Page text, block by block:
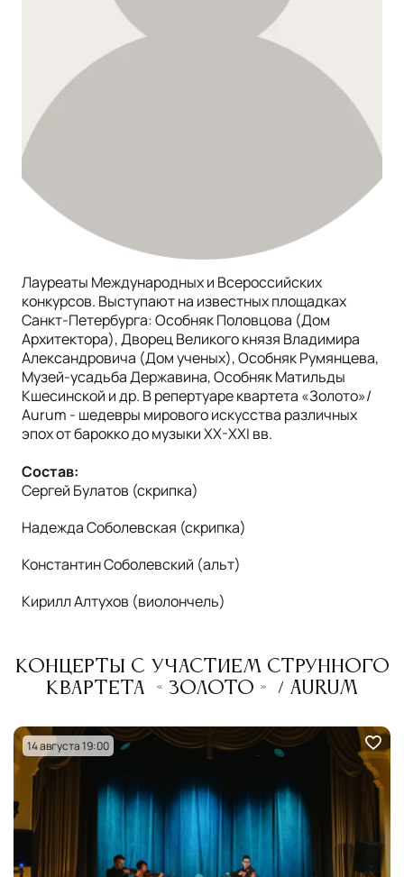
Лауреаты Международных и Всероссийских
конкурсов. Выступают на известных площадках
Санкт-Петербурга: Особняк Половцова (Дом
Архитектора), Дворец Великого князя Владимира
Александровича (Дом ученых), Особняк Румянцева,
Музей-усадьба Державина, Особняк Матильды
Кшесинской и др. В репертуаре квартета «Золото»/
Aurum - шедевры мирового искусства различных
эпох от барокко до музыки XX-XXI вв.
Состав:
Сергей Булатов (скрипка)
Надежда Соболевская (скрипка)
Константин Соболевский (альт)
Кирилл Алтухов (виолончель)
Концерты с участием Струнного
квартета «Золото» ​​​/ Aurum
14 августа 19:00